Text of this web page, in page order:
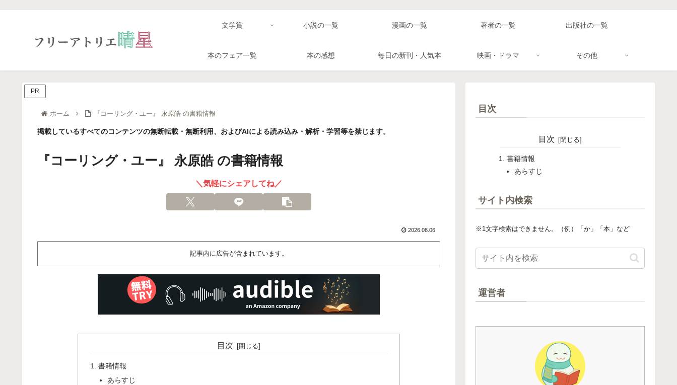
文学賞 小説の一覧 漫画の一覧 著者の一覧 出版社の一覧
本のフェア一覧 本の感想 毎日の新刊・人気本 映画・ドラマ その他
ホーム 『コーリング・ユー』 永原皓 の書籍情報
掲載しているすべてのコンテンツの無断転載・無断利用、およびAIによる読み込み・解析・学習等を禁じます。
『コーリング・ユー』 永原皓 の書籍情報
＼気軽にシェアしてね／
2026.08.06
記事内に広告が含まれています。
PR
目次
書籍情報
あらすじ
目次
目次
書籍情報
あらすじ
サイト内検索
※1文字検索はできません。（例）「か」「本」など
運営者